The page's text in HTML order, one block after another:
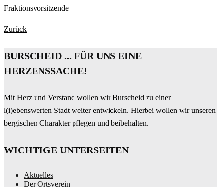
Fraktionsvorsitzende
Zurück
BURSCHEID ... FÜR UNS EINE
HERZENSSACHE!
Mit Herz und Verstand wollen wir Burscheid zu einer
l(i)ebenswerten Stadt weiter entwickeln. Hierbei wollen wir unseren
bergischen Charakter pflegen und beibehalten.
WICHTIGE UNTERSEITEN
Aktuelles
Der Ortsverein